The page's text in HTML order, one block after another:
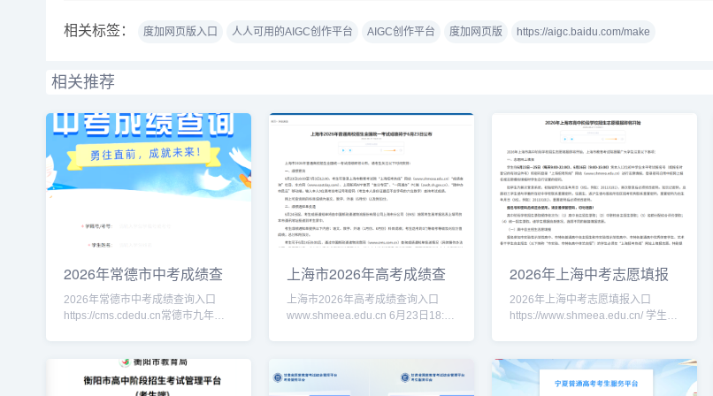
相关标签： 度加网页版入口 人人可用的AIGC创作平台 AIGC创作平台 度加网页版 https://aigc.baidu.com/make
相关推荐
2026年常德市中考成绩查
询入口http
2026年常德市中考成绩查询入口
https://cms.cdedu.cn常德市九年级
上海市2026年高考成绩查
询入口www.
上海市2026年高考成绩查询入口
www.shmeea.edu.cn 6月23日18:00
2026年上海中考志愿填报
入口www.s
2026年上海中考志愿填报入口
https://www.shmeea.edu.cn/ 学生须